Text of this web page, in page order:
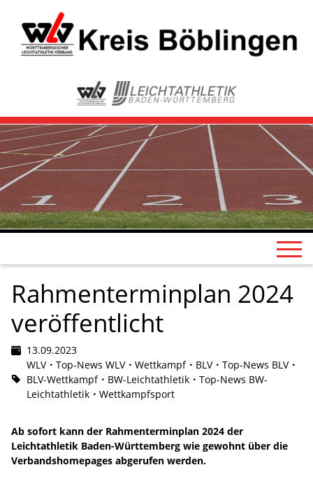
Rahmenterminplan 2024
veröffentlicht
13.09.2023
WLV
Top-News WLV Wettkampf BLV
Top-News BLV
BLV-Wettkampf
BW-Leichtathletik
Top-News BW-
Leichtathletik
Wettkampfsport
Ab sofort kann der Rahmenterminplan 2024 der
Leichtathletik Baden-Württemberg wie gewohnt über die
Verbandshomepages abgerufen werden.